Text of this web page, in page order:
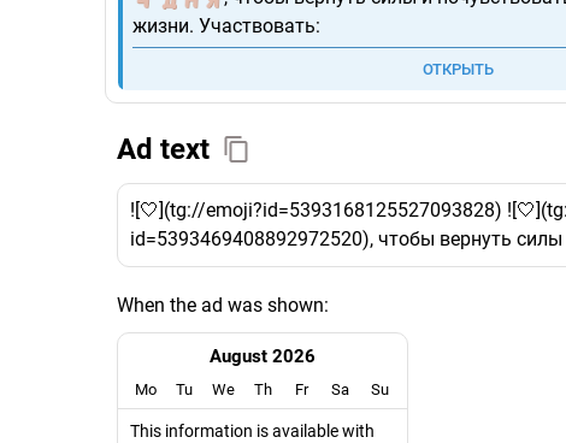
жизни. Участвовать:
ОТКРЫТЬ
Ad text
![🤍](tg://emoji?id=5393168125527093828)
id=5393469408892972520), чтобы вернуть
When the ad was shown:
August 2026
Mo Tu We Th Fr Sa Su
This information is available with